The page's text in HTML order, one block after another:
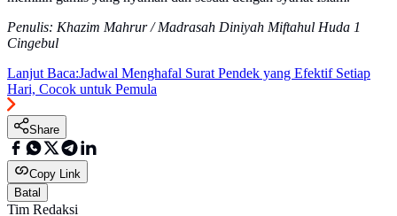
Penulis: Khazim Mahrur / Madrasah Diniyah Miftahul Huda 1
Cingebul
Lanjut Baca:Jadwal Menghafal Surat Pendek yang Efektif Setiap
Hari, Cocok untuk Pemula
Share
Copy Link
Batal
Tim Redaksi